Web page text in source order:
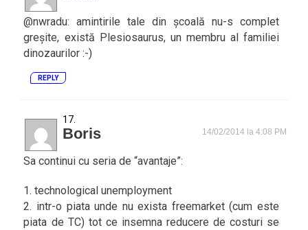
@nwradu: amintirile tale din școală nu-s complet
greșite, există Plesiosaurus, un membru al familiei
dinozaurilor :-)
REPLY
Boris 14/02/2014 la 4:08 PM
Sa continui cu seria de “avantaje”:
1. technological unemployment
2. intr-o piata unde nu exista freemarket (cum este
piata de TC) tot ce insemna reducere de costuri se